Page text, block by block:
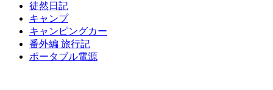
徒然日記
キャンプ
キャンピングカー
番外編 旅行記
ポータブル電源